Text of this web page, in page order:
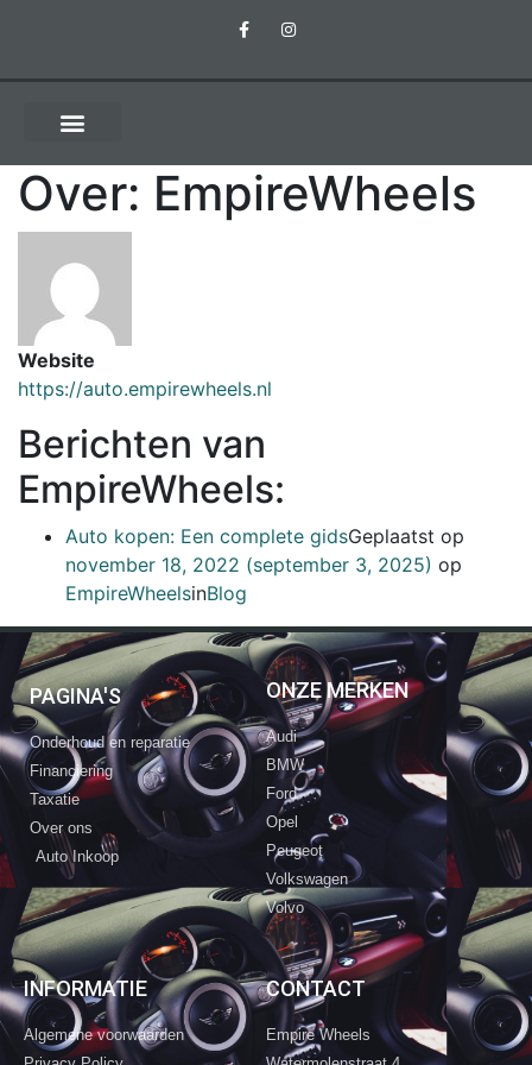
Over: EmpireWheels
Website
https://auto.empirewheels.nl
Berichten van
EmpireWheels:
Auto kopen: Een complete gidsGeplaatst op
november 18, 2022 (september 3, 2025) op
EmpireWheelsinBlog
PAGINA'S
Onderhoud en reparatie
Financiering
Taxatie
Over ons
Auto Inkoop
ONZE MERKEN
Audi
BMW
Ford
Opel
Peugeot
Volkswagen
Volvo
INFORMATIE
Algemene voorwaarden
CONTACT
Empire Wheels